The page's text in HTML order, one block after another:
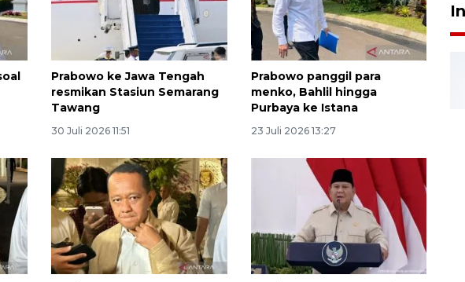
Prabowo ke Jawa Tengah
resmikan Stasiun Semarang
Tawang
30 Juli 2026 11:51
Prabowo panggil para
menko, Bahlil hingga
Purbaya ke Istana
23 Juli 2026 13:27